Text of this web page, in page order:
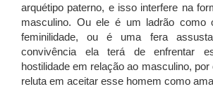
arquétipo paterno, e isso interfere na
masculino. Ou ele é um ladrão como
feminilidade, ou é uma fera
convivência ela terá de enfrentar
hostilidade em relação ao masculino,
reluta em aceitar esse homem como